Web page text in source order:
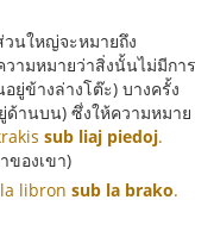
วนใหญ่จะหมายถึง
ามหมายว่าสิ่งนั้นไม่มีการ
ยู่ข้างล่างโต๊ะ) บางครั้ง
ด้านบน) ซึ่งให้ความหมาย
sub liaj piedoj.
ของเขา)
libron sub la brako.